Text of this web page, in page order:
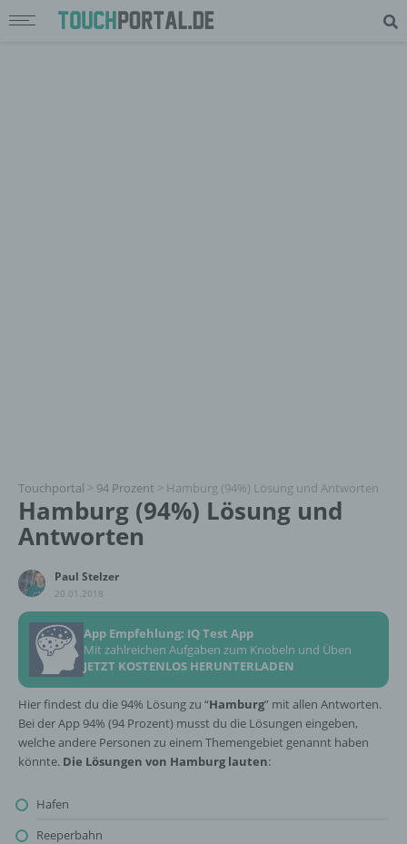
Touchportal > 94 Prozent > Hamburg (94%) Lösung und Antworten
Hamburg (94%) Lösung und
Antworten
Paul Stelzer
20.01.2018
App Empfehlung: IQ Test App
Mit zahlreichen Aufgaben zum Knobeln und Üben
JETZT KOSTENLOS HERUNTERLADEN
Hier findest du die 94% Lösung zu “Hamburg” mit allen Antworten.
Bei der App 94% (94 Prozent) musst du die Lösungen eingeben,
welche andere Personen zu einem Themengebiet genannt haben
könnte. Die Lösungen von Hamburg lauten:
Hafen
Reeperbahn